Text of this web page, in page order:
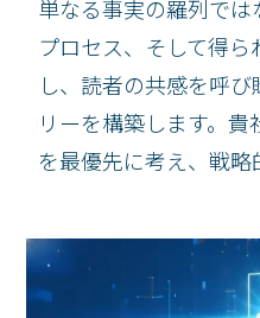
単なる事実の羅列で
プロセス、そして得
し、読者の共感を呼
リーを構築します。
を最優先に考え、戦略